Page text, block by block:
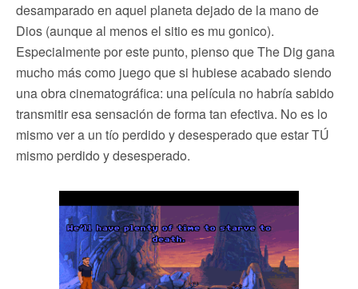
desamparado en aquel planeta dejado de la mano de
Dios (aunque al menos el sitio es mu gonico).
Especialmente por este punto, pienso que The Dig gana
mucho más como juego que si hubiese acabado siendo
una obra cinematográfica: una película no habría sabido
transmitir esa sensación de forma tan efectiva. No es lo
mismo ver a un tío perdido y desesperado que estar TÚ
mismo perdido y desesperado.